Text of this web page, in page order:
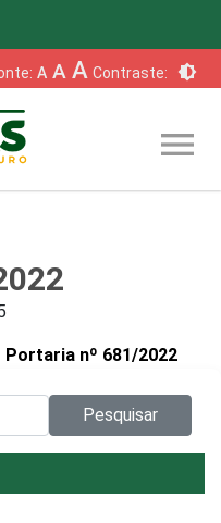
A A A Contraste: brightness_6
menu
Portaria nº 681/2022
Pesquisar